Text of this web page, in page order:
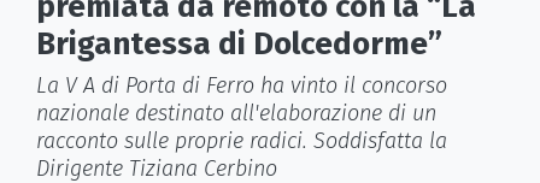
Brigantessa di Dolcedorme”
La V A di Porta di Ferro ha vinto il concorso
nazionale destinato all'elaborazione di un
racconto sulle proprie radici. Soddisfatta la
Dirigente Tiziana Cerbino